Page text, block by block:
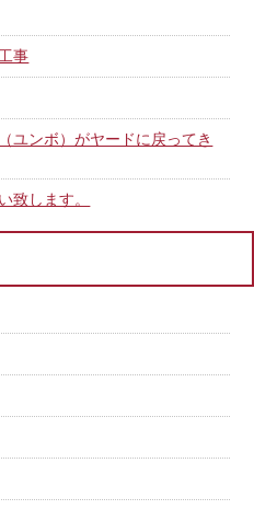
事
ユンボ）がヤードに戻ってき
致します。